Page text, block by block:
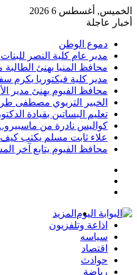
الخميس, أغسطس 6 2026
أخبار عاجلة
دموع الوطن
مدير عام كلية النصر
محافظ المنيا يهنئ
مدير كلية فيكتوريا يكرم
محافظ الفيوم يهنئ مدير
الخبير التربوي مصطفى
تعليم البساتين بقيادة
كواليس نادرة من
علاء ثابت مسلم يكتب
محافظ الفيوم يتابع آخر
المزيد
اذاعة وتلفزيون
سياسه
اقتصاد
حوادث
رياضة